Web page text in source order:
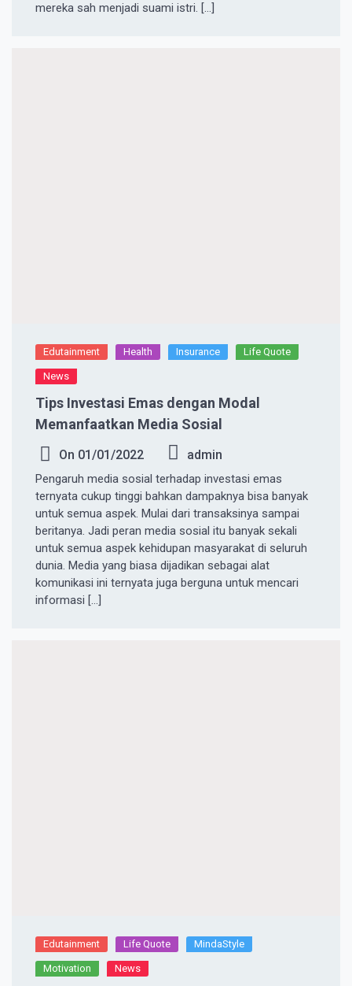
mereka sah menjadi suami istri. […]
Edutainment Health Insurance Life Quote
News
Tips Investasi Emas dengan Modal
Memanfaatkan Media Sosial
On 01/01/2022 admin
Pengaruh media sosial terhadap investasi emas
ternyata cukup tinggi bahkan dampaknya bisa banyak
untuk semua aspek. Mulai dari transaksinya sampai
beritanya. Jadi peran media sosial itu banyak sekali
untuk semua aspek kehidupan masyarakat di seluruh
dunia. Media yang biasa dijadikan sebagai alat
komunikasi ini ternyata juga berguna untuk mencari
informasi […]
Edutainment Life Quote MindaStyle
Motivation News